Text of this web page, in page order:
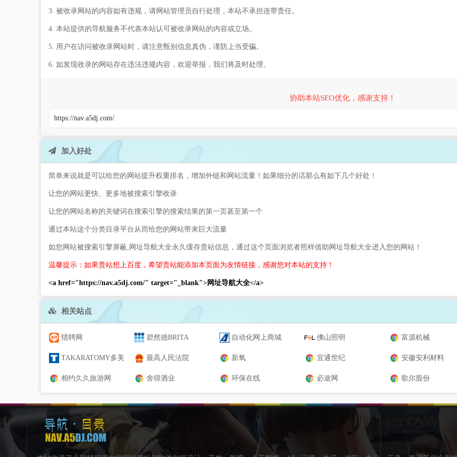
3. 被收录网站的内容如有违规，请网站管理员自行处理，本站不承担连带责任。
4. 本站提供的导航服务不代表本站认可被收录网站的内容或立场。
5. 用户在访问被收录网站时，请注意甄别信息真伪，谨防上当受骗。
6. 如发现收录的网站存在违法违规内容，欢迎举报，我们将及时处理。
协助本站SEO优化，感谢支持！
加入好处
简单来说就是可以给您的网站提升权重排名，增加外链和网站流量！如果细分的话那么有如下几个好处！
让您的网站更快、更多地被搜索引擎收录
让您的网站名称的关键词在搜索引擎的搜索结果的第一页甚至第一个
通过本站这个分类目录平台从而给您的网站带来巨大流量
如您网站被搜索引擎屏蔽,网址导航大全永久缓存贵站信息，通过这个页面浏览者照样借助网址导航大全进入您的网站！
温馨提示：如果贵站想上百度，希望贵站能添加本页面为友情链接，感谢您对本站的支持！
<a href="https://nav.a5dj.com/" target="_blank">网址导航大全</a>
相关站点
猎聘网 碧然德BRITA 自动化网上商城 佛山照明 富源机械
TAKARATOMY多美 最高人民法院 新氧 宜通世纪 安徽安利材料
相约久久旅游网 舍得酒业 环保在线 必途网 歌尔股份